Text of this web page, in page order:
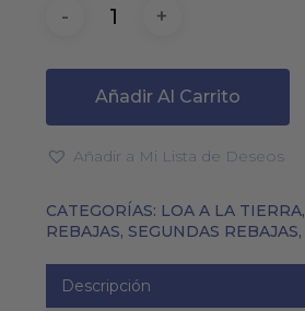
Añadir Al Carrito
Añadir a Mi Lista de Deseos
CATEGORÍAS: LOA A LA TIERRA,
REBAJAS, SEGUNDAS REBAJAS,
Descripción